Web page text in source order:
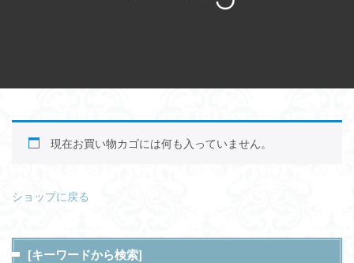
現在お買い物カゴには何も入っていません。
ショップに戻る
[キーワードから検索]